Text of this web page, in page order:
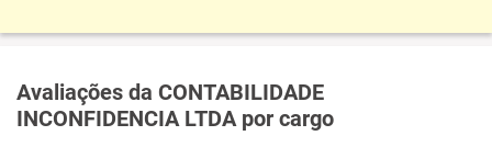
Avaliações da CONTABILIDADE
INCONFIDENCIA LTDA por cargo